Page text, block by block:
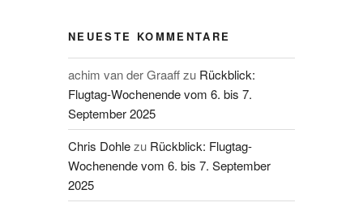
NEUESTE KOMMENTARE
achim van der Graaffzu Rückblick:
Flugtag-Wochenende vom 6. bis 7.
September 2025
Chris Dohlezu Rückblick: Flugtag-
Wochenende vom 6. bis 7. September
2025